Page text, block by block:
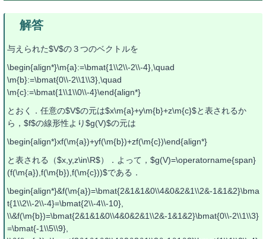
与えられた$V$の３つのベクトルを
\begin{align*}\m{a}:=\bmat{1\\2\\-2\\-4},\quad
\m{b}:=\bmat{0\\-2\\1\\3},\quad
\m{c}:=\bmat{1\\1\\0\\-4}\end{align*}
とおく．任意の$V$の元は$x\m{a}+y\m{b}+z\m{c}$と表されるか
ら，$f$の線形性より$g(V)$の元は
\begin{align*}xf(\m{a})+yf(\m{b})+zf(\m{c})\end{align*}
と表される（$x,y,z\in\R$）．よって，$g(V)=\operatorname{span}
(f(\m{a}),f(\m{b}),f(\m{c}))$である．
\begin{align*}&f(\m{a})=\bmat{2&1&1&0\\4&0&2&1\\2&-1&1&2}\bma
t{1\\2\\-2\\-4}=\bmat{2\\-4\\-10},
\\&f(\m{b})=\bmat{2&1&1&0\\4&0&2&1\\2&-1&1&2}\bmat{0\\-2\\1\\3}
=\bmat{-1\\5\\9},